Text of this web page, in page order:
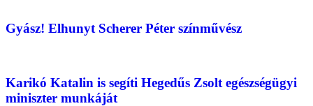
Gyász! Elhunyt Scherer Péter színművész
Karikó Katalin is segíti Hegedűs Zsolt egészségügyi
miniszter munkáját